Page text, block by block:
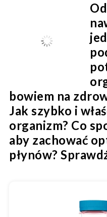
bowiem na
Jak szybko i
organizm? Co
aby zachować
płynów?